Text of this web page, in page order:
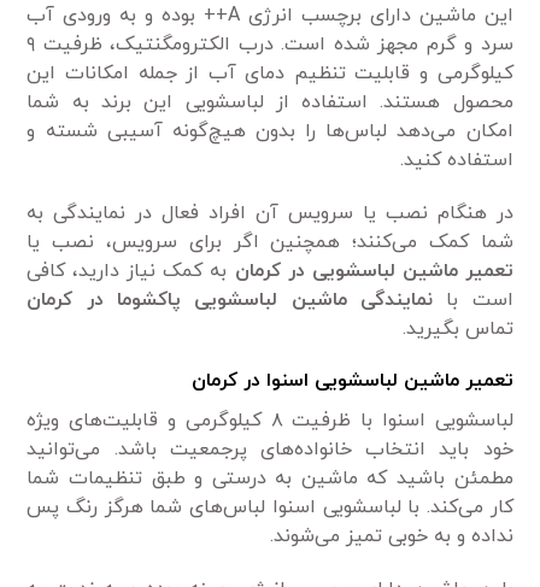
این ماشین دارای برچسب انرژی A++ بوده و به ورودی آب
سرد و گرم مجهز شده است. درب الکترومگنتیک، ظرفیت ۹
کیلوگرمی و قابلیت تنظیم دمای آب از جمله امکانات این
محصول هستند. استفاده از لباسشویی این برند به شما
امکان می‌دهد لباس‌ها را بدون هیچ‌گونه آسیبی شسته و
استفاده کنید.
در هنگام نصب یا سرویس آن افراد فعال در نمایندگی به
شما کمک می‌کنند؛ همچنین اگر برای سرویس، نصب یا
تعمیر ماشین لباسشویی در کرمان به کمک نیاز دارید، کافی
است بانمایندگی ماشین لباسشویی پاکشوما در کرمان
تماس بگیرید.
تعمیر ماشین لباسشویی اسنوا در کرمان
لباسشویی اسنوا با ظرفیت ۸ کیلوگرمی و قابلیت‌های ویژه
خود باید انتخاب خانواده‌های پرجمعیت باشد. می‌توانید
مطمئن باشید که ماشین به درستی و طبق تنظیمات شما
کار می‌کند. با لباسشویی اسنوا لباس‌های شما هرگز رنگ پس
نداده و به خوبی تمیز می‌شوند.